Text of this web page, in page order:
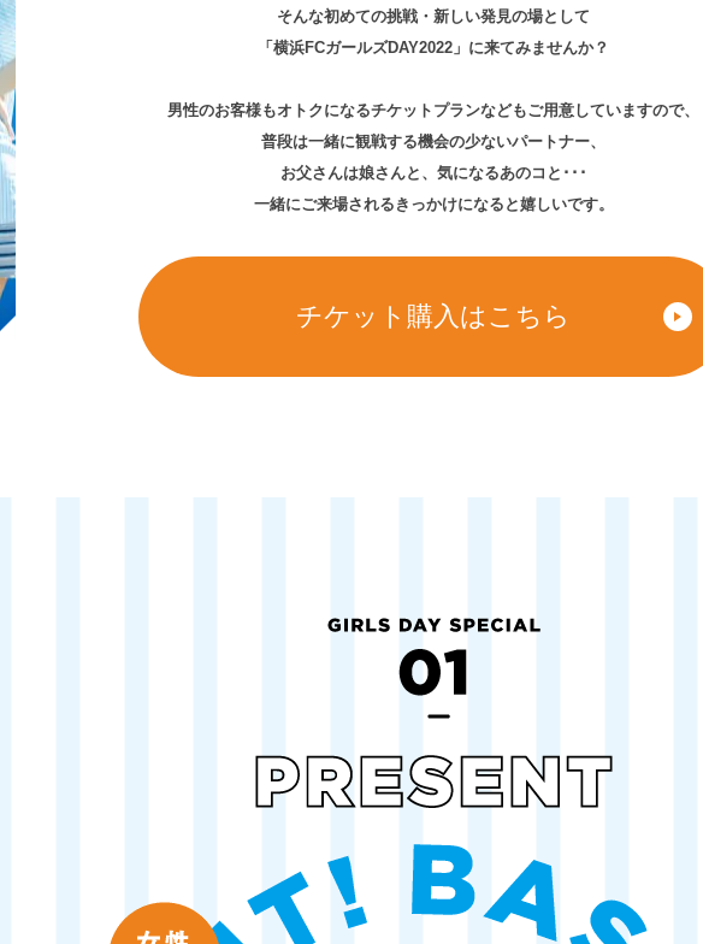
そんな初めての挑戦・新しい発見の場として
「横浜FCガールズDAY2022」に来てみませんか？
男性のお客様もオトクになるチケットプランなどもご用意していますので、
普段は一緒に観戦する機会の少ないパートナー、
お父さんは娘さんと、気になるあのコと･･･
一緒にご来場されるきっかけになると嬉しいです。
チケット購入はこちら